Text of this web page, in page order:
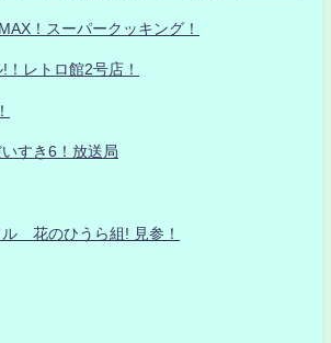
！スーパークッキング！
レトロ館2号店！
すき6！放送局
花のひうら組! 見参！